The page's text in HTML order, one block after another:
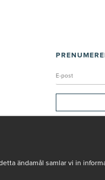
ändamål samlar vi in